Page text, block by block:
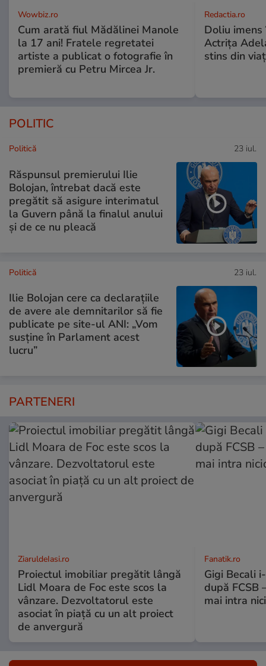
Wowbiz.ro
Cum arată fiul Mădălinei Manole
la 17 ani! Fratele regretatei
artiste a publicat o fotografie în
premieră cu Petru Mircea Jr.
Redactia.ro
Doliu
Actrița
stins din
POLITIC
Politică 23 iul.
Răspunsul premierului Ilie
Bolojan, întrebat dacă este
pregătit să asigure interimatul
la Guvern până la finalul anului
și de ce nu pleacă
Politică 23 iul.
Ilie Bolojan cere ca declarațiile
de avere ale demnitarilor să fie
publicate pe site-ul ANI: „Vom
susține în Parlament acest
lucru”
PARTENERI
ZiaruldeIasi.ro
Proiectul imobiliar pregătit lângă
Lidl Moara de Foc este scos la
vânzare. Dezvoltatorul este
asociat în piață cu un alt proiect
de anvergură
Fanatik.ro
Gigi Becali
după FCSB
mai intra